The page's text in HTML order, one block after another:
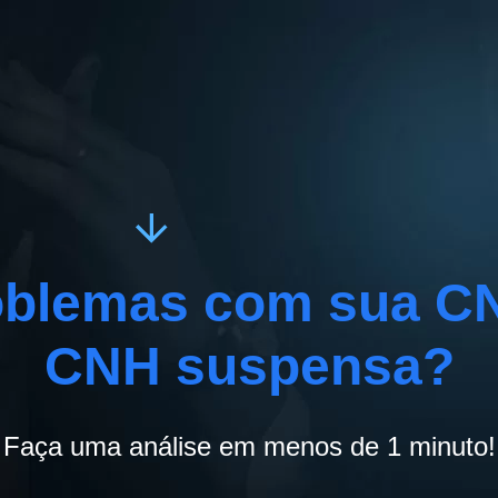
com sua
CNH suspensa?
Faça uma análise em menos de 1 minuto!